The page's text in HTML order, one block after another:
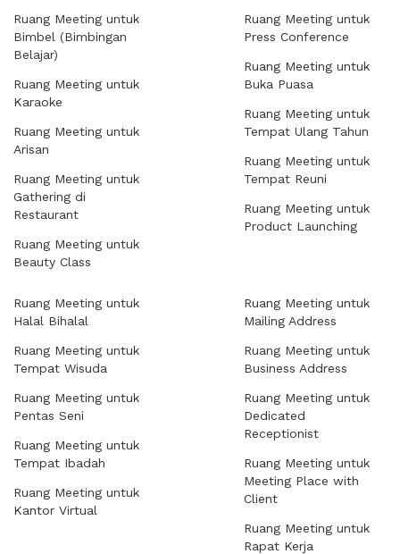
Ruang Meeting untuk
Bimbel (Bimbingan
Belajar)
Ruang Meeting untuk
Karaoke
Ruang Meeting untuk
Arisan
Ruang Meeting untuk
Gathering di
Restaurant
Ruang Meeting untuk
Beauty Class
Ruang Meeting untuk
Press Conference
Ruang Meeting untuk
Buka Puasa
Ruang Meeting untuk
Tempat Ulang Tahun
Ruang Meeting untuk
Tempat Reuni
Ruang Meeting untuk
Product Launching
Ruang Meeting untuk
Halal Bihalal
Ruang Meeting untuk
Tempat Wisuda
Ruang Meeting untuk
Pentas Seni
Ruang Meeting untuk
Tempat Ibadah
Ruang Meeting untuk
Kantor Virtual
Ruang Meeting untuk
Mailing Address
Ruang Meeting untuk
Business Address
Ruang Meeting untuk
Dedicated
Receptionist
Ruang Meeting untuk
Meeting Place with
Client
Ruang Meeting untuk
Rapat Kerja